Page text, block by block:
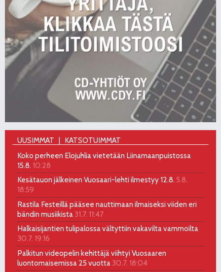
UUSIMMAT
KATSOTUIMMAT
Koko perheen Elojuhlia vietetään Liinamaanpuistossa
15.8. 10:28
Kesätauon jälkeinen Vuosaari-lehti ilmestyy 12.8. 5.8.
18:59
Rastila Festeillä pääsee nauttimaan ilmaiseksi viiden eri
bändin musiikista 31.7. 11:47
Halkaisijantien tulipalossa vältyttiin vakavilta vammoilta
30.7. 19:16
Palkitun videopelin kehittäjä viihtyi Vuosaaren
luontomaisemissa 25 vuotta 30.7. 18:04